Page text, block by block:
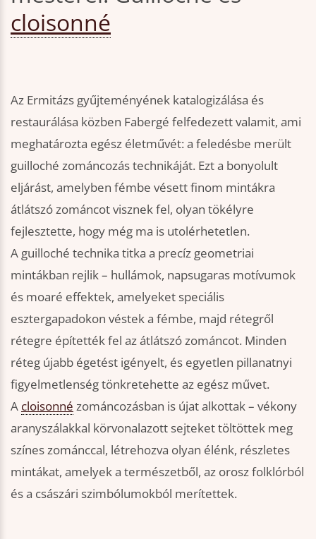
cloisonné
Az Ermitázs gyűjteményének katalogizálása és
restaurálása közben Fabergé felfedezett valamit, ami
meghatározta egész életművét: a feledésbe merült
guilloché zománcozás technikáját. Ezt a bonyolult
eljárást, amelyben fémbe vésett finom mintákra
átlátszó zománcot visznek fel, olyan tökélyre
fejlesztette, hogy még ma is utolérhetetlen.
A guilloché technika titka a precíz geometriai
mintákban rejlik – hullámok, napsugaras motívumok
és moaré effektek, amelyeket speciális
esztergapadokon véstek a fémbe, majd rétegről
rétegre építették fel az átlátszó zománcot. Minden
réteg újabb égetést igényelt, és egyetlen pillanatnyi
figyelmetlenség tönkretehette az egész művet.
A cloisonné zománcozásban is újat alkottak – vékony
aranyszálakkal körvonalazott sejteket töltöttek meg
színes zománccal, létrehozva olyan élénk, részletes
mintákat, amelyek a természetből, az orosz folklórból
és a császári szimbólumokból merítettek.